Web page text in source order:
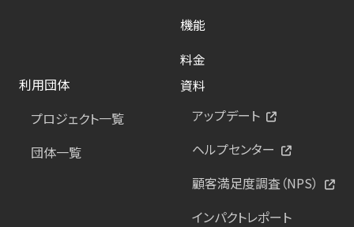
機能
料金
利用団体
プロジェクト一覧
団体一覧
資料
アップデート
ヘルプセンター
顧客満足度調査（NPS）
インパクトレポート